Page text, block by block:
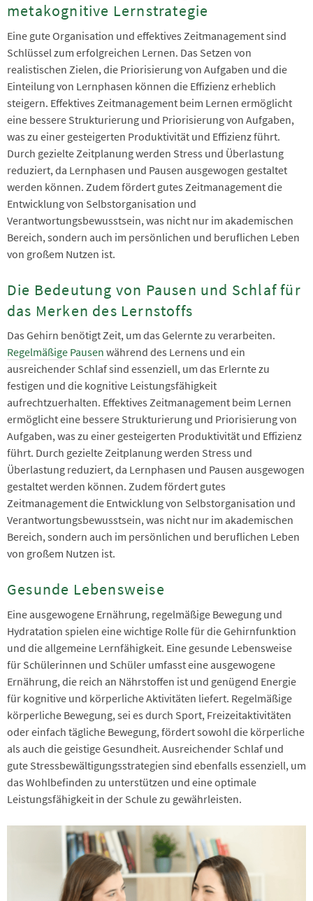
metakognitive Lernstrategie
Eine gute Organisation und effektives Zeitmanagement sind
Schlüssel zum erfolgreichen Lernen. Das Setzen von
realistischen Zielen, die Priorisierung von Aufgaben und die
Einteilung von Lernphasen können die Effizienz erheblich
steigern. Effektives Zeitmanagement beim Lernen ermöglicht
eine bessere Strukturierung und Priorisierung von Aufgaben,
was zu einer gesteigerten Produktivität und Effizienz führt.
Durch gezielte Zeitplanung werden Stress und Überlastung
reduziert, da Lernphasen und Pausen ausgewogen gestaltet
werden können. Zudem fördert gutes Zeitmanagement die
Entwicklung von Selbstorganisation und
Verantwortungsbewusstsein, was nicht nur im akademischen
Bereich, sondern auch im persönlichen und beruflichen Leben
von großem Nutzen ist.
Die Bedeutung von Pausen und Schlaf für
das Merken des Lernstoffs
Das Gehirn benötigt Zeit, um das Gelernte zu verarbeiten.
Regelmäßige Pausen während des Lernens und ein
ausreichender Schlaf sind essenziell, um das Erlernte zu
festigen und die kognitive Leistungsfähigkeit
aufrechtzuerhalten. Effektives Zeitmanagement beim Lernen
ermöglicht eine bessere Strukturierung und Priorisierung von
Aufgaben, was zu einer gesteigerten Produktivität und Effizienz
führt. Durch gezielte Zeitplanung werden Stress und
Überlastung reduziert, da Lernphasen und Pausen ausgewogen
gestaltet werden können. Zudem fördert gutes
Zeitmanagement die Entwicklung von Selbstorganisation und
Verantwortungsbewusstsein, was nicht nur im akademischen
Bereich, sondern auch im persönlichen und beruflichen Leben
von großem Nutzen ist.
Gesunde Lebensweise
Eine ausgewogene Ernährung, regelmäßige Bewegung und
Hydratation spielen eine wichtige Rolle für die Gehirnfunktion
und die allgemeine Lernfähigkeit. Eine gesunde Lebensweise
für Schülerinnen und Schüler umfasst eine ausgewogene
Ernährung, die reich an Nährstoffen ist und genügend Energie
für kognitive und körperliche Aktivitäten liefert. Regelmäßige
körperliche Bewegung, sei es durch Sport, Freizeitaktivitäten
oder einfach tägliche Bewegung, fördert sowohl die körperliche
als auch die geistige Gesundheit. Ausreichender Schlaf und
gute Stressbewältigungsstrategien sind ebenfalls essenziell, um
das Wohlbefinden zu unterstützen und eine optimale
Leistungsfähigkeit in der Schule zu gewährleisten.